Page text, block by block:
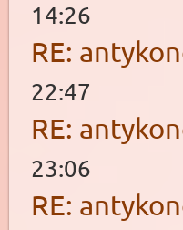
14:26
RE:
22:47
RE:
23:06
RE: